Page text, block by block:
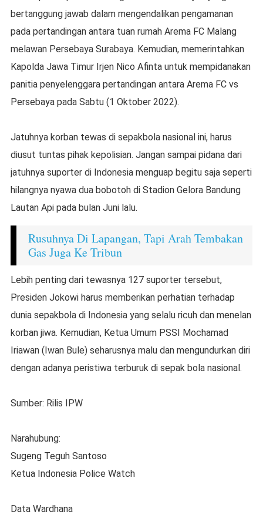
bertanggung jawab dalam mengendalikan pengamanan
pada pertandingan antara tuan rumah Arema FC Malang
melawan Persebaya Surabaya. Kemudian, memerintahkan
Kapolda Jawa Timur Irjen Nico Afinta untuk mempidanakan
panitia penyelenggara pertandingan antara Arema FC vs
Persebaya pada Sabtu (1 Oktober 2022).
Jatuhnya korban tewas di sepakbola nasional ini, harus
diusut tuntas pihak kepolisian. Jangan sampai pidana dari
jatuhnya suporter di Indonesia menguap begitu saja seperti
hilangnya nyawa dua bobotoh di Stadion Gelora Bandung
Lautan Api pada bulan Juni lalu.
Rusuhnya Di Lapangan, Tapi Arah Tembakan
Gas Juga Ke Tribun
Lebih penting dari tewasnya 127 suporter tersebut,
Presiden Jokowi harus memberikan perhatian terhadap
dunia sepakbola di Indonesia yang selalu ricuh dan menelan
korban jiwa. Kemudian, Ketua Umum PSSI Mochamad
Iriawan (Iwan Bule) seharusnya malu dan mengundurkan diri
dengan adanya peristiwa terburuk di sepak bola nasional.
Sumber: Rilis IPW
Narahubung:
Sugeng Teguh Santoso
Ketua Indonesia Police Watch
Data Wardhana